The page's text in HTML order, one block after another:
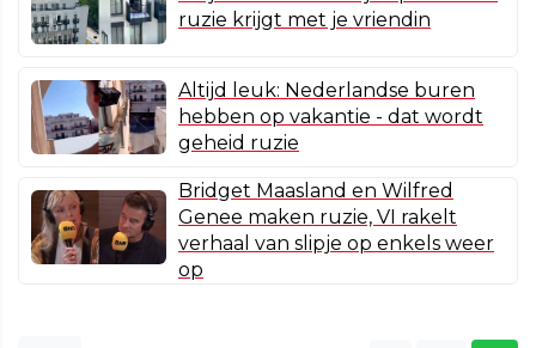
ruzie krijgt met je vriendin
Altijd leuk: Nederlandse buren
hebben op vakantie - dat wordt
geheid ruzie
Bridget Maasland en Wilfred
Genee maken ruzie, VI rakelt
verhaal van slipje op enkels weer
op